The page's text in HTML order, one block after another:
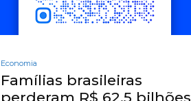
Economia
Famílias brasileiras
perderam R$ 62,5 bilhões